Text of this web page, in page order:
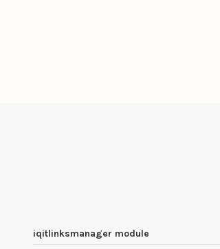
iqitlinksmanager module